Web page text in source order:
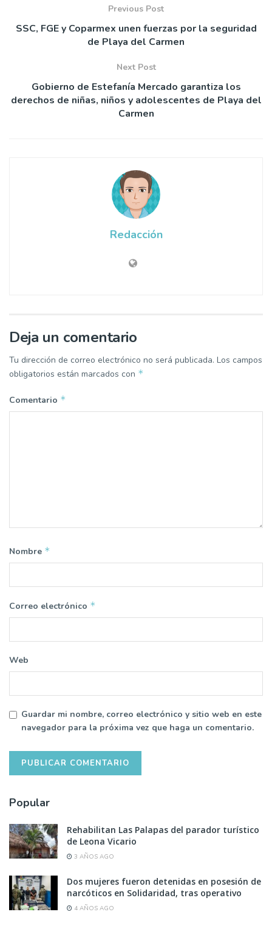
Previous Post
SSC, FGE y Coparmex unen fuerzas por la seguridad
de Playa del Carmen
Next Post
Gobierno de Estefanía Mercado garantiza los
derechos de niñas, niños y adolescentes de Playa del
Carmen
Redacción
Deja un comentario
Tu dirección de correo electrónico no será publicada. Los campos
obligatorios están marcados con *
Comentario *
Nombre *
Correo electrónico *
Web
Guardar mi nombre, correo electrónico y sitio web en este
navegador para la próxima vez que haga un comentario.
Popular
Rehabilitan Las Palapas del parador turístico
de Leona Vicario
3 AÑOS AGO
Dos mujeres fueron detenidas en posesión de
narcóticos en Solidaridad, tras operativo
4 AÑOS AGO